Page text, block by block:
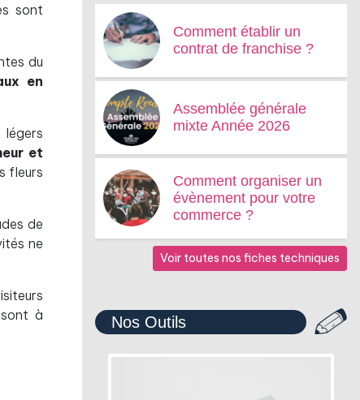
sont
du
en
et
fleurs
de
ne
à
Comment établir un
contrat de franchise ?
Assemblée générale
mixte Année 2026
Comment organiser un
évènement pour votre
commerce ?
Voir toutes nos fiches techniques
Nos Outils